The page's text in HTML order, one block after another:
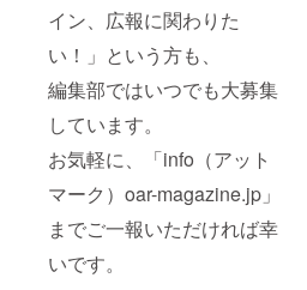
イン、広報に関わりた
い！」という方も、
編集部ではいつでも大募集
しています。
お気軽に、「info（アット
マーク）oar-magazine.jp」
までご一報いただければ幸
いです。